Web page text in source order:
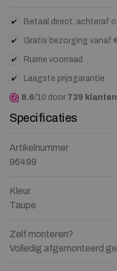
Betaal direct, achteraf
Gratis bezorging vanaf
Ruime voorraad
Laagste prijsgarantie
8.6/10 door 739 klanten
Specificaties
Artikelnummer
96499
Kleur
Taupe
Zelf monteren?
Volledig afgemonteerd